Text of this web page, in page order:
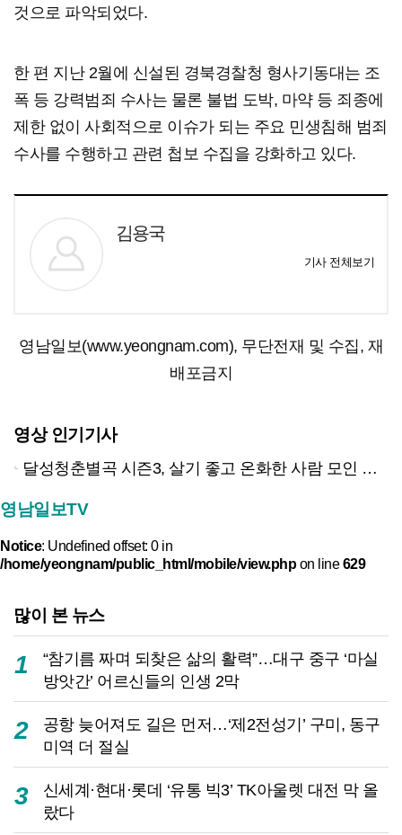
것으로 파악되었다.
한 편 지난 2월에 신설된 경북경찰청 형사기동대는 조
폭 등 강력범죄 수사는 물론 불법 도박, 마약 등 죄종에
제한 없이 사회적으로 이슈가 되는 주요 민생침해 범죄
수사를 수행하고 관련 첩보 수집을 강화하고 있다.
김용국
기사 전체보기
영남일보(www.yeongnam.com), 무단전재 및 수집, 재
배포금지
영상 인기기사
달성청춘별곡 시즌3, 살기 좋고 온화한 사람 모인 북5리 무대 속으로
영남일보TV
Notice: Undefined offset: 0 in
/home/yeongnam/public_html/mobile/view.phpon line629
많이 본 뉴스
1
“참기름 짜며 되찾은 삶의 활력”…대구 중구 ‘마실
방앗간’ 어르신들의 인생 2막
2
공항 늦어져도 길은 먼저…‘제2전성기’ 구미, 동구
미역 더 절실
3
신세계·현대·롯데 ‘유통 빅3’ TK아울렛 대전 막 올
랐다